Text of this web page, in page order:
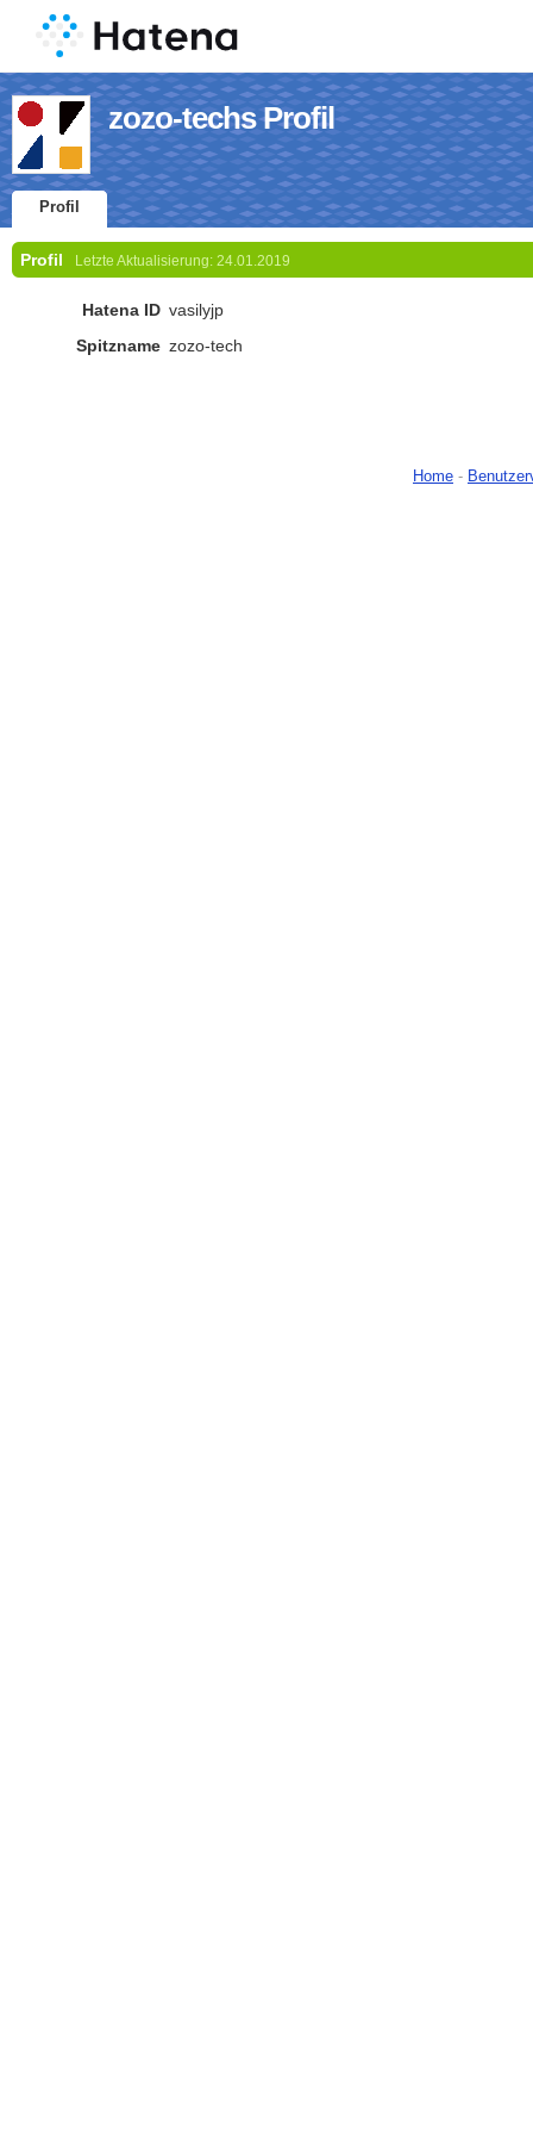
zozo-techs Profil
Profil
Profil Letzte Aktualisierung: 24.01.2019
Hatena ID vasilyjp
Spitzname zozo-tech
Home -